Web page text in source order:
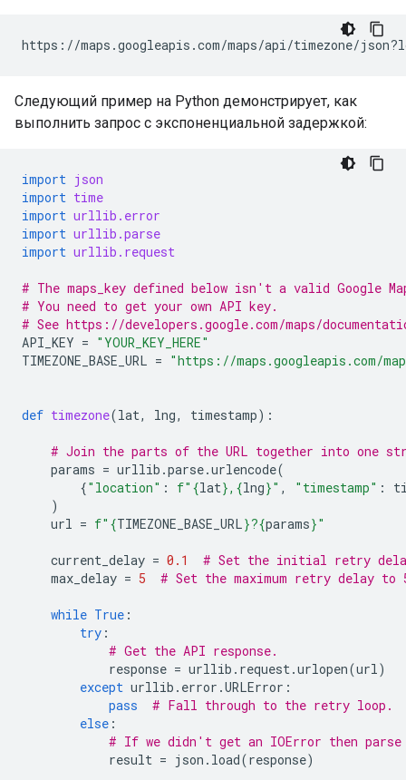
https://maps.googleapis.com/maps/api/timezone/
Следующий пример на Python демонстрирует, как
выполнить запрос с экспоненциальной задержкой:
import json
import time
import urllib.error
import urllib.parse
import urllib.request
# The maps_key defined below isn't a valid Google
# You need to get your own API key.
# See https://developers.google.com/maps/
API_KEY = "YOUR_KEY_HERE"
TIMEZONE_BASE_URL = "https://maps.googleapis.com/
def timezone(lat, lng, timestamp):
# Join the parts of the URL together into one
params = urllib .parse.urlencode(
{"location" : f" {lat}, {lng}" , "timestamp" :
)
url = f" {TIMEZONE_BASE_URL}?{params}"
current_delay = 0.1
# Set the initial retry
max_delay = 5 # Set the maximum retry delay to
while True :
try :
# Get the API response.
response = urllib . request.urlopen(url)
except urllib . error .URLError :
pass
# Fall through to the retry loop.
else :
# If we didn't get an IOError then
result = json . load(response)